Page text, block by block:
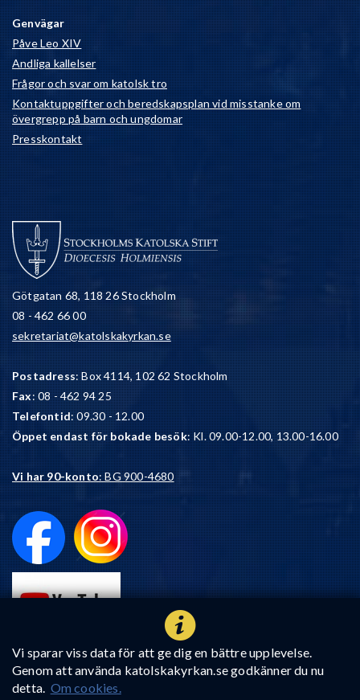
Vi sparar viss data för att ge dig en bättre upplevelse.
Genom att använda katolskakyrkan.se godkänner du nu
detta. Om cookies.
Genvägar
Påve Leo XIV
Andliga kallelser
Frågor och svar om katolsk tro
Kontaktuppgifter och beredskapsplan vid misstanke om
övergrepp på barn och ungdomar
Presskontakt
Götgatan 68, 118 26 Stockholm
08 - 462 66 00
sekretariat@katolskakyrkan.se
Postadress: Box 4114, 102 62 Stockholm
Fax: 08 - 462 94 25
Telefontid: 09.30 - 12.00
Öppet endast för bokade besök: Kl. 09.00-12.00, 13.00-16.00
Vi har 90-konto: BG 900-4680